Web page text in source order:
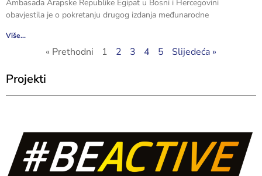
Ambasada Arapske Republike Egipat u Bosni i Hercegovini
obavjestila je o pokretanju drugog izdanja međunarodne
Više...
« Prethodni 1 2 3 4 5 Slijedeća »
Projekti